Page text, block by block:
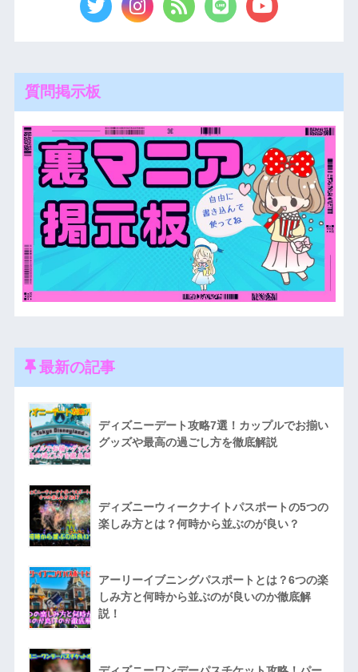
質問掲示板
最新の記事
ディズニーデート攻略7選！カップルでお揃い
グッズや最高の過ごし方を徹底解説
ディズニーウィークナイトパスポートの5つの
楽しみ方とは？何時から並ぶのが良い？
アーリーイブニングパスポートとは？6つの楽
しみ方と何時から並ぶのが良いのか徹底解
説！